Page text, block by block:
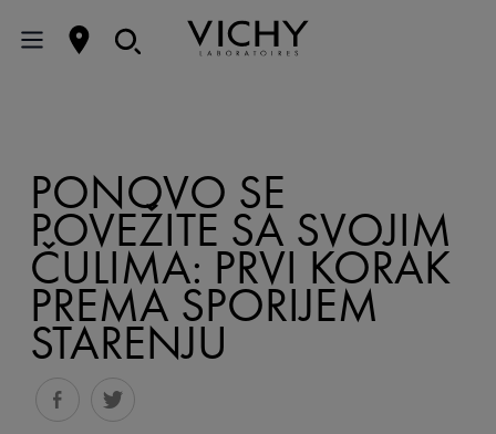
PONOVO SE
POVEŽITE SA SVOJIM
ČULIMA: PRVI KORAK
PREMA SPORIJEM
STARENJU